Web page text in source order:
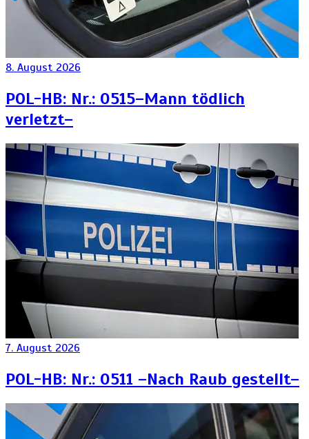
8. August 2026
POL-HB: Nr.: 0515–Mann tödlich
verletzt–
7. August 2026
POL-HB: Nr.: 0511 –Nach Raub gestellt–